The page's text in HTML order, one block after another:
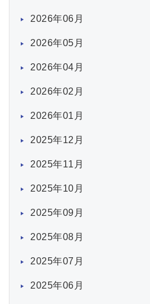
2026年06月
2026年05月
2026年04月
2026年02月
2026年01月
2025年12月
2025年11月
2025年10月
2025年09月
2025年08月
2025年07月
2025年06月